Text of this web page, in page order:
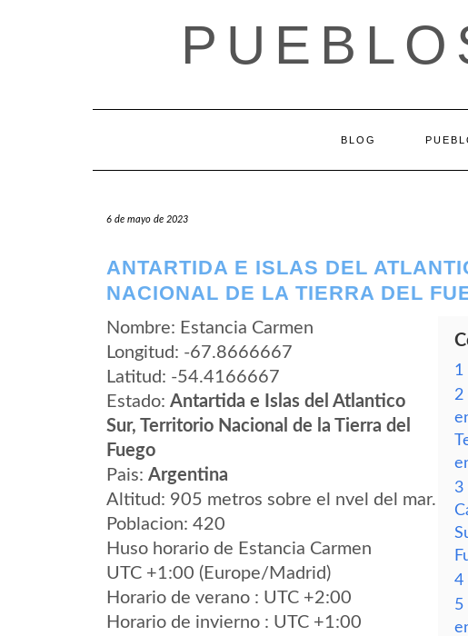
BLOG
6 de mayo de 2023
ANTARTIDA E ISLAS DEL
NACIONAL DE LA TIERRA DEL
Nombre: Estancia Carmen
Longitud: -67.8666667
Latitud: -54.4166667
Estado: Antartida e Islas del Atlantico
Sur, Territorio Nacional de la Tierra del
Fuego
Pais: Argentina
Altitud: 905 metros sobre el nvel del mar.
Poblacion: 420
Huso horario de Estancia Carmen
UTC +1:00 (Europe/Madrid)
Horario de verano : UTC +2:00
Horario de invierno : UTC +1:00
1
2
3
4
5